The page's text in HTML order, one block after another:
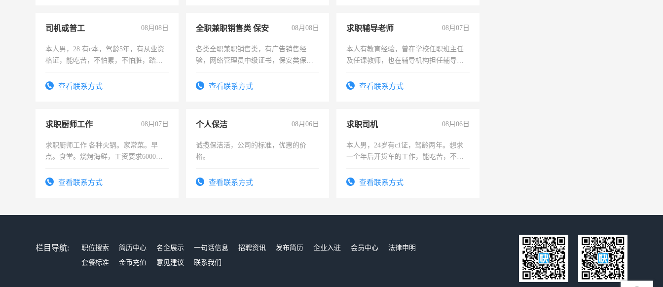
司机或普工 08月08日
本人男，28.有c本，驾龄5年，有从业资
格证，能吃苦，不怕累，不怕脏，踏
查看联系方式
全职兼职销售类 保安 08月08日
各类全职兼职销售类，有广告销售经
验，网络管理员中级证书，保安类保安
有高低压电工证和十几年工作经验
查看联系方式
求职辅导老师 08月07日
本人有教育经验，曾在学校任职班主任
及任课教师，也在辅导机构担任辅导教
查看联系方式
求职厨师工作 08月07日
求职厨师工作 各种火锅。家常菜。早
点。食堂。烧烤海鲜，工资要求6000以
查看联系方式
个人保洁 08月06日
诚揽保洁活，公司的标准，优惠的价
格。
查看联系方式
求职司机 08月06日
本人男，24岁有c1证，驾龄两年。想求
一个年后开货车的工作，能吃苦，不怕
查看联系方式
栏目导航: 职位搜索 简历中心 名企展示 一句话信息 招聘资讯 发布简历 企业入驻 会员中心
法律申明
套餐标准
金币充值 意见建议 联系我们